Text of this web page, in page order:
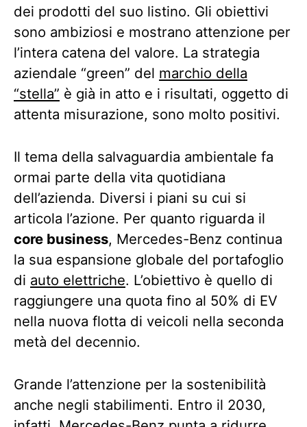
dei prodotti del suo listino. Gli obiettivi
sono ambiziosi e mostrano attenzione per
l’intera catena del valore. La strategia
aziendale “green” del marchio della
“stella” è già in atto e i risultati, oggetto di
attenta misurazione, sono molto positivi.
Il tema della salvaguardia ambientale fa
ormai parte della vita quotidiana
dell’azienda. Diversi i piani su cui si
articola l’azione. Per quanto riguarda il
core business, Mercedes-Benz continua
la sua espansione globale del portafoglio
di auto elettriche. L’obiettivo è quello di
raggiungere una quota fino al 50% di EV
nella nuova flotta di veicoli nella seconda
metà del decennio.
Grande l’attenzione per la sostenibilità
anche negli stabilimenti. Entro il 2030,